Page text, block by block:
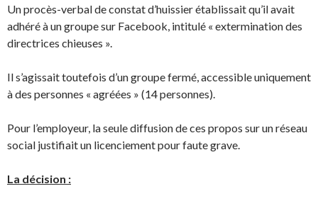
Un procès-verbal de constat d’huissier établissait qu’il avait
adhéré à un groupe sur Facebook, intitulé « extermination des
directrices chieuses ».
Il s’agissait toutefois d’un groupe fermé, accessible uniquement
à des personnes « agréées » (14 personnes).
Pour l’employeur, la seule diffusion de ces propos sur un réseau
social justifiait un licenciement pour faute grave.
La décision :